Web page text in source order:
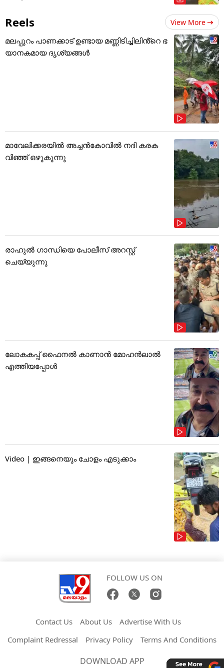
Reels View More
മലപ്പുറം പാണക്കാട് ഉണ്ടായ മണ്ണിടിച്ചിലിൻ്റെ ഭ
യാനകമായ ദൃശ്യങ്ങൾ
മാവേലിക്കരയിൽ അച്ചൻകോവിൽ നദി കരക
വിഞ്ഞ് ഒഴുകുന്നു
രാഹുൽ ഗാന്ധിയെ പോലീസ് അറസ്റ്റ്
ചെയ്യുന്നു
ലോകകപ്പ് ഫൈനൽ കാണാൻ മോഹൻലാൽ
എത്തിയപ്പോൾ
Video | ഇങ്ങനെയും ചോളം എടുക്കാം
FOLLOW US ON
Contact Us About Us
Advertise With Us
Complaint Redressal
Privacy Policy Terms And Conditions
DOWNLOAD APP